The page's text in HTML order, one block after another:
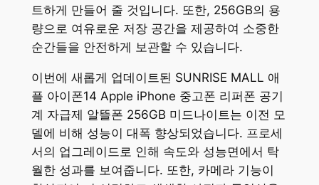
트하게 만들어 줄 것입니다. 또한, 256GB의 용
량으로 여유로운 저장 공간을 제공하여 소중한
순간들을 안전하게 보관할 수 있습니다.
이번에 새롭게 업데이트된 SUNRISE MALL 애
플 아이폰14 Apple iPhone 중고폰 리퍼폰 공기
계 자급제 알뜰폰 256GB 미드나이트는 이전 모
델에 비해 성능이 대폭 향상되었습니다. 프로세
서의 업그레이드로 인해 속도와 성능면에서 탁
월한 성과를 보여줍니다. 또한, 카메라 기능이